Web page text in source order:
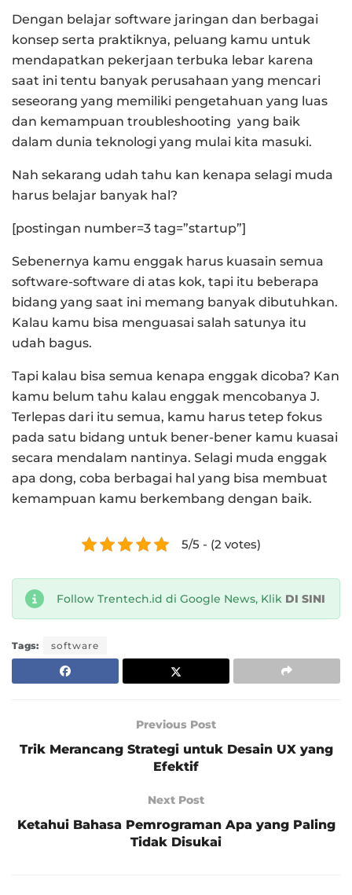
Dengan belajar software jaringan dan berbagai
konsep serta praktiknya, peluang kamu untuk
mendapatkan pekerjaan terbuka lebar karena
saat ini tentu banyak perusahaan yang mencari
seseorang yang memiliki pengetahuan yang luas
dan kemampuan troubleshooting yang baik
dalam dunia teknologi yang mulai kita masuki.
Nah sekarang udah tahu kan kenapa selagi muda
harus belajar banyak hal?
[postingan number=3 tag=”startup”]
Sebenernya kamu enggak harus kuasain semua
software-software di atas kok, tapi itu beberapa
bidang yang saat ini memang banyak dibutuhkan.
Kalau kamu bisa menguasai salah satunya itu
udah bagus.
Tapi kalau bisa semua kenapa enggak dicoba? Kan
kamu belum tahu kalau enggak mencobanya J.
Terlepas dari itu semua, kamu harus tetep fokus
pada satu bidang untuk bener-bener kamu kuasai
secara mendalam nantinya. Selagi muda enggak
apa dong, coba berbagai hal yang bisa membuat
kemampuan kamu berkembang dengan baik.
5/5 - (2 votes)
Follow Trentech.id di Google News, Klik DI SINI
Tags: software
Previous Post
Trik Merancang Strategi untuk Desain UX yang
Efektif
Next Post
Ketahui Bahasa Pemrograman Apa yang Paling
Tidak Disukai